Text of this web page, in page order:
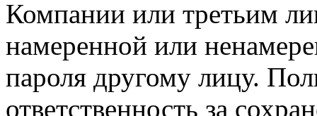
Компании или третьим
намеренной или
пароля другому лицу.
ответственность за